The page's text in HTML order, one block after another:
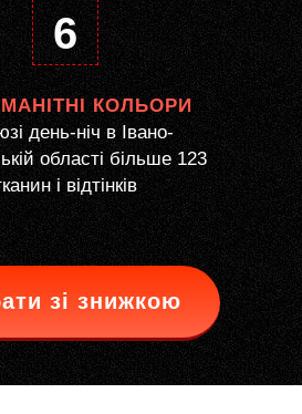
6
КОЛЬОРИ
день-ніч в Івано-
області більше 123
і відтінків
зі знижкою